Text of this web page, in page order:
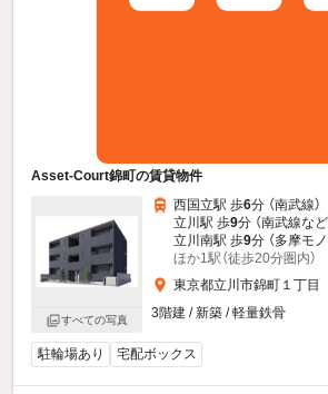
Asset-Court錦町の賃貸物件
すべての写真
西国立駅 歩6分 （南武線）
立川駅 歩9分 （南武線など
立川南駅 歩9分 （多摩モノ
ほか1駅（徒歩20分圏内）
東京都立川市錦町１丁目
3階建 / 新築 / 軽量鉄骨
駐輪場あり 宅配ボックス